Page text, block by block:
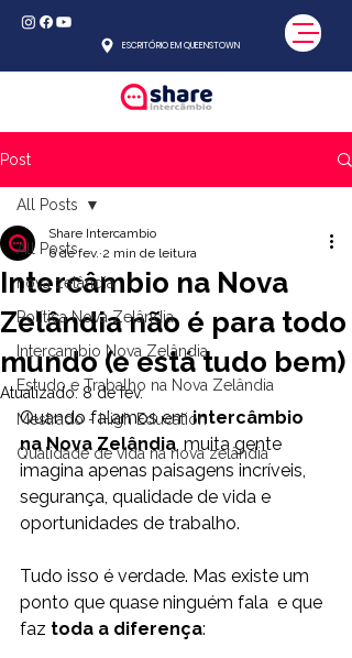
ESCRITÓRIO EM QUEENSTOWN
Post
All Posts
nova zelândia
Política Nova Zelândia
Intercambio Nova Zelândia
Estudo e Trabalho na Nova Zelândia
Mestrado - High Education
Qualidade de vida na nova zelândia
All Posts
Intercâmbio na Nova
Zelândia não é para todo
mundo (e está tudo bem)
Share Intercambio
6 de fev. 2 min de leitura
Atualizado: 8 de fev.
Quando falamos em intercâmbio
na Nova Zelândia, muita gente
imagina apenas paisagens incríveis,
segurança, qualidade de vida e
oportunidades de trabalho.
Tudo isso é verdade. Mas existe um
ponto que quase ninguém fala  e que
faz toda a diferença: